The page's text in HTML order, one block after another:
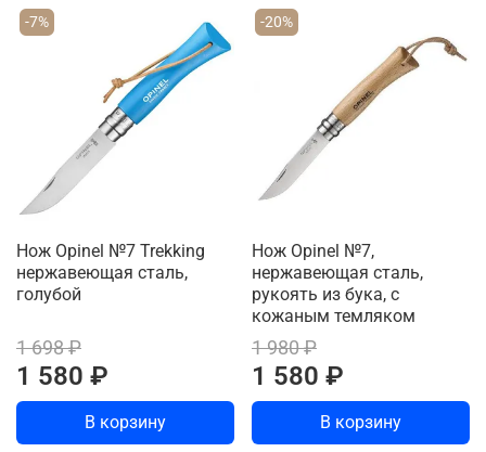
-7%
Нож Opinel №7 Trekking
нержавеющая сталь,
голубой
1 698 ₽
1 580 ₽
В корзину
-20%
Нож Opinel №7,
нержавеющая сталь,
рукоять из бука, с
кожаным темляком
1 980 ₽
1 580 ₽
В корзину